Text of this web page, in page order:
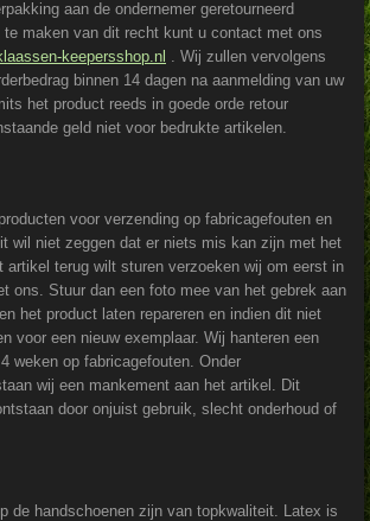
aan de ondernemer geretourneerd
te maken van dit recht kunt u contact met ons
keepersshop.nl . Wij zullen vervolgens
binnen 14 dagen na aanmelding van uw
het product reeds in goede orde retour
geld niet voor bedrukte artikelen.
voor verzending op fabricagefouten en
wil niet zeggen dat er niets mis kan zijn met het
artikel terug wilt sturen verzoeken wij om eerst in
ons. Stuur dan een foto mee van het gebrek aan
het product laten repareren en indien dit niet
voor een nieuw exemplaar. Wij hanteren een
weken op fabricagefouten. Onder
wij een mankement aan het artikel. Dit
door onjuist gebruik, slecht onderhoud of
de handschoenen zijn van topkwaliteit. Latex is